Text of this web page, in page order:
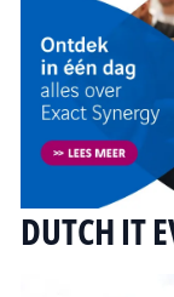
DUTCH IT